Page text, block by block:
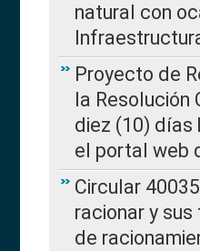
natural con
Proyecto de
la Resolución
diez (10) días
el portal web
Circular
racionar y
de